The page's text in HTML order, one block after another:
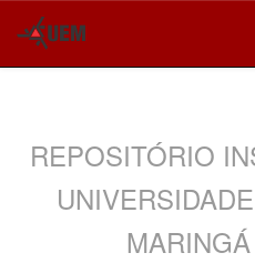
REPOSITÓRIO